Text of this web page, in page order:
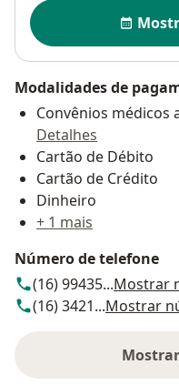
Disponibilidade
Modalidades de
Convênios médicos
Detalhes
Cartão de Débito
Cartão de Crédito
Dinheiro
+ 1 mais
Número de telefone
(16) 99435...Mostrar
(16) 3421...Mostrar